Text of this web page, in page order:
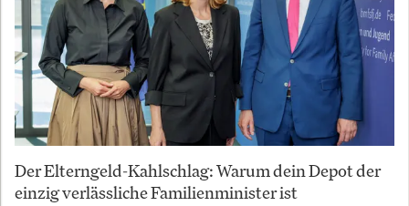
Der Elterngeld-Kahlschlag: Warum dein Depot der
einzig verlässliche Familienminister ist